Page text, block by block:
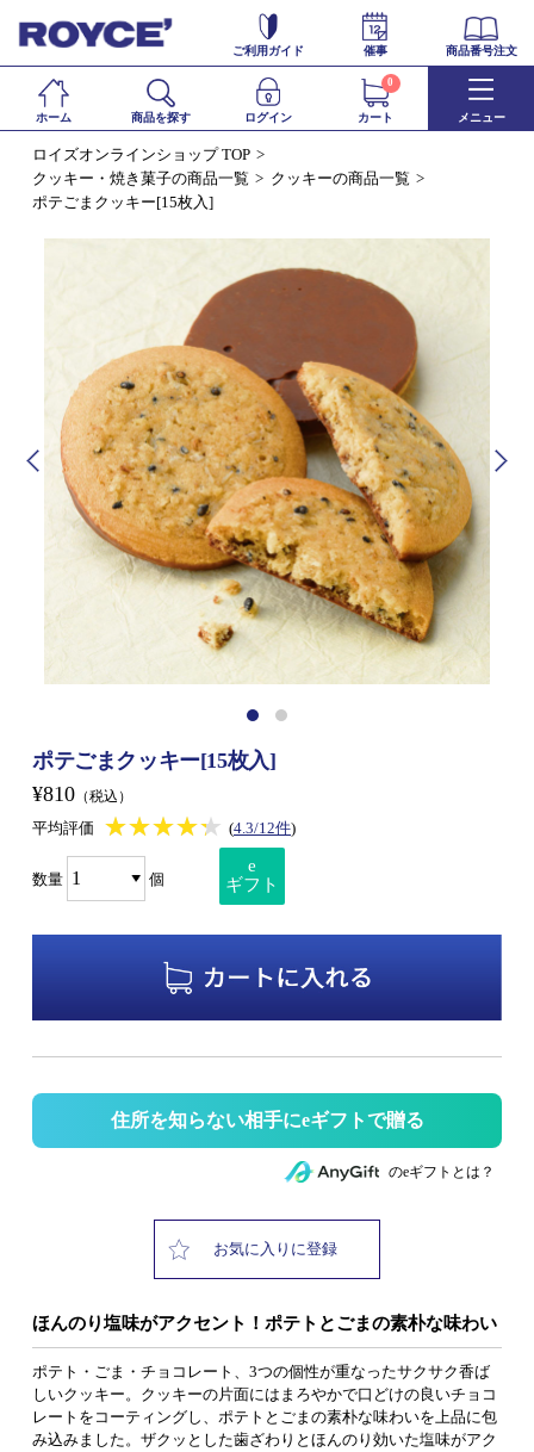
ご利用ガイド 催事 商品番号注文
ホーム 商品を探す ログイン カート
0
メニュー
ロイズオンラインショップ TOP
クッキー・焼き菓子の商品一覧
クッキーの商品一覧
ポテごまクッキー[15枚入]
ポテごまクッキー[15枚入]
¥810 （税込）
平均評価 ★★★★★
★★★★★ (4.3/12件)
数量 個
e
ギフト
住所を知らない相手にeギフトで贈る
のeギフトとは？
お気に入りに登録
ほんのり塩味がアクセント！ポテトとごまの素朴な味わい
ポテト・ごま・チョコレート、3つの個性が重なったサクサク香ば
しいクッキー。クッキーの片面にはまろやかで口どけの良いチョコ
レートをコーティングし、ポテトとごまの素朴な味わいを上品に包
み込みました。ザクッとした歯ざわりとほんのり効いた塩味がアク